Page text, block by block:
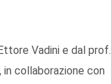
Vadini e dal prof.
in collaborazione con